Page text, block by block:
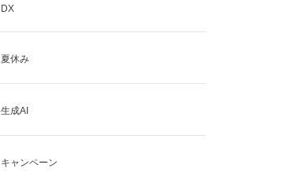
DX
夏休み
生成AI
キャンペーン